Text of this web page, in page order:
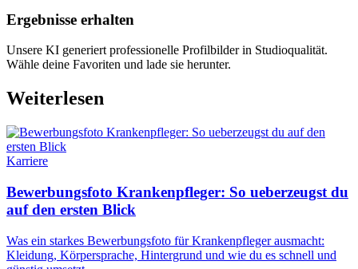
Ergebnisse erhalten
Unsere KI generiert professionelle Profilbilder in Studioqualität.
Wähle deine Favoriten und lade sie herunter.
Weiterlesen
Karriere
Bewerbungsfoto Krankenpfleger: So ueberzeugst du
auf den ersten Blick
Was ein starkes Bewerbungsfoto für Krankenpfleger ausmacht:
Kleidung, Körpersprache, Hintergrund und wie du es schnell und